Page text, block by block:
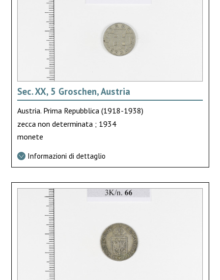
Sec. XX, 5 Groschen, Austria
Austria. Prima Repubblica (1918-1938)
zecca non determinata ; 1934
monete
Informazioni di dettaglio